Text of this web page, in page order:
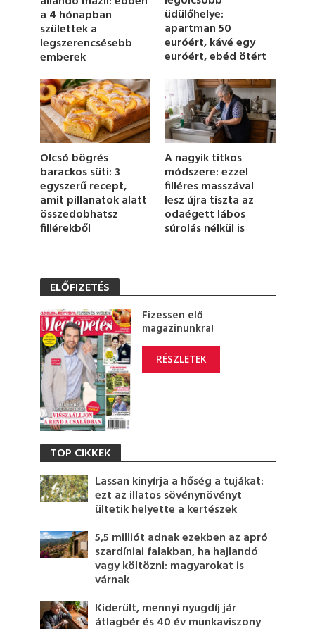
n
u
t
e
,
7
s
e
c
o
n
s
a 4 hónapban
születtek a
legszerencsésebb
emberek
üdülőhelye:
apartman 50
euróért, kávé egy
euróért, ebéd ötért
Olcsó bögrés
barackos süti: 3
egyszerű recept,
amit pillanatok alatt
összedobhatsz
fillérekből
A nagyik titkos
módszere: ezzel
filléres masszával
lesz újra tiszta az
odaégett lábos
súrolás nélkül is
ELŐFIZETÉS
Fizessen elő
magazinunkra!
RÉSZLETEK
TOP CIKKEK
Lassan kinyírja a hőség a tujákat:
ezt az illatos sövénynövényt
ültetik helyette a kertészek
5,5 milliót adnak ezekben az apró
szardíniai falakban, ha hajlandó
vagy költözni: magyarokat is
várnak
Kiderült, mennyi nyugdíj jár
átlagbér és 40 év munkaviszony